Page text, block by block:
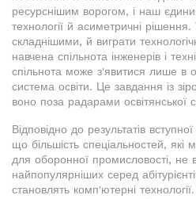
ресурснішим ворогом, і наш
технології й асиметричні рішення.
складнішими, й виграти
навчена спільнота інженерів і
спільнота може з'явитися лише в
система освіти. Це завдання із
воно поза радарами освітянської
Відповідно до результатів
що більшість спеціальностей,
для оборонної промисловості, не
найпопулярніших серед
становлять комп'ютерні